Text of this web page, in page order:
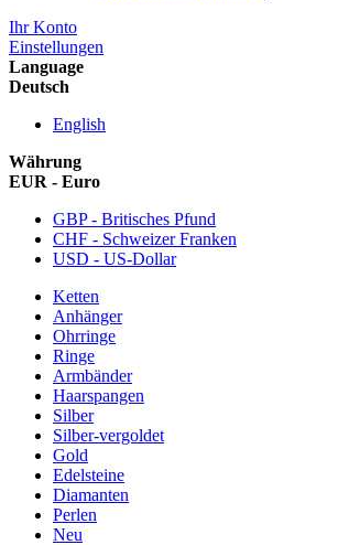
Ihr Konto
Einstellungen
Language
Deutsch
English
Währung
EUR - Euro
GBP - Britisches Pfund
CHF - Schweizer Franken
USD - US-Dollar
Ketten
Anhänger
Ohrringe
Ringe
Armbänder
Haarspangen
Silber
Silber-vergoldet
Gold
Edelsteine
Diamanten
Perlen
Neu